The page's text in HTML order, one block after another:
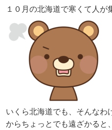
１０月の北海道で寒くて人が
いくら北海道でも、そんなわ
からちょっとでも遠ざかると